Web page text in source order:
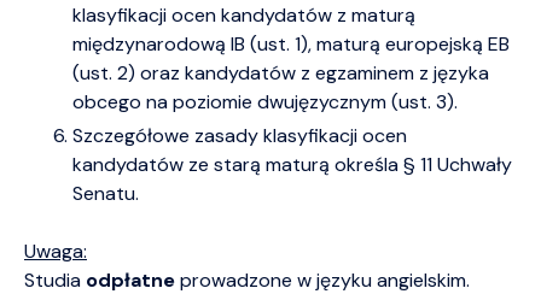
klasyfikacji ocen kandydatów z maturą
międzynarodową IB (ust. 1), maturą europejską EB
(ust. 2) oraz kandydatów z egzaminem z języka
obcego na poziomie dwujęzycznym (ust. 3).
Szczegółowe zasady klasyfikacji ocen
kandydatów ze starą maturą określa § 11 Uchwały
Senatu.
Uwaga:
Studia odpłatneprowadzone w języku angielskim.